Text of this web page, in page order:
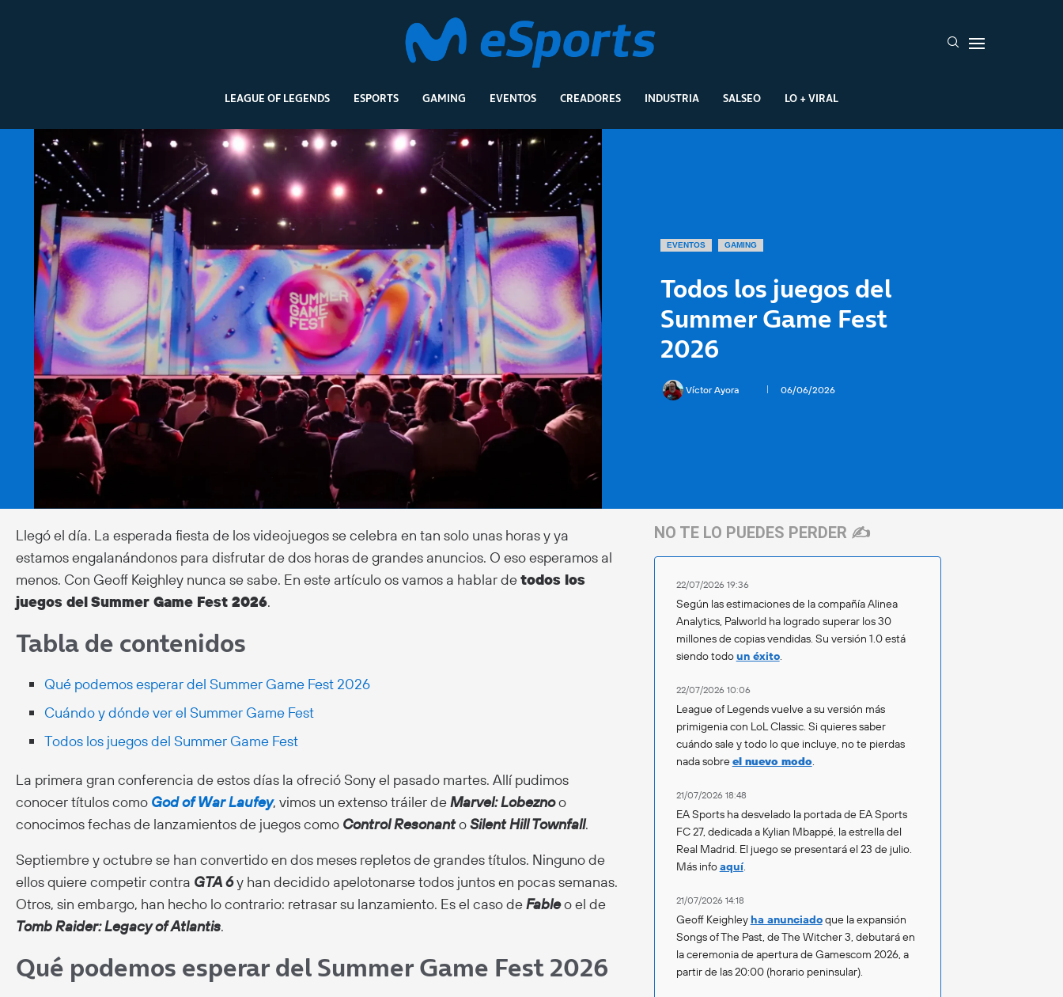
LEAGUE OF LEGENDS ESPORTS GAMING EVENTOS CREADORES INDUSTRIA SALSEO LO + VIRAL
EVENTOS GAMING
Todos los juegos del
Summer Game Fest
2026
Víctor Ayora 06/06/2026
Llegó el día. La esperada fiesta de los videojuegos se celebra en tan solo unas horas y ya
estamos engalanándonos para disfrutar de dos horas de grandes anuncios. O eso esperamos al
menos. Con Geoff Keighley nunca se sabe. En este artículo os vamos a hablar detodos los
juegos delSummer Game Fest 2026.
Tabla de contenidos
Qué podemos esperar del Summer Game Fest 2026
Cuándo y dónde ver el Summer Game Fest
Todos los juegos del Summer Game Fest
La primera gran conferencia de estos días la ofreció Sony el pasado martes. Allí pudimos
conocer títulos como God of War Laufey, vimos un extenso tráiler deMarvel: Lobeznoo
conocimos fechas de lanzamientos de juegos como Control ResonantoSilent Hill Townfall.
Septiembre y octubre se han convertido en dos meses repletos de grandes títulos. Ninguno de
ellos quiere competir contra GTA 6y han decidido apelotonarse todos juntos en pocas semanas.
Otros, sin embargo, han hecho lo contrario: retrasar su lanzamiento. Es el caso deFableo el de
Tomb Raider: Legacy of Atlantis.
Qué podemos esperar del Summer Game Fest 2026
NO TE LO PUEDES PERDER ✍️
22/07/2026 19:36
Según las estimaciones de la compañía Alinea
Analytics, Palworld ha logrado superar los 30
millones de copias vendidas. Su versión 1.0 está
siendo todoun éxito.
22/07/2026 10:06
League of Legends vuelve a su versión más
primigenia con LoL Classic. Si quieres saber
cuándo sale y todo lo que incluye, no te pierdas
nada sobreel nuevo modo.
21/07/2026 18:48
EA Sports ha desvelado la portada de EA Sports
FC 27, dedicada a Kylian Mbappé, la estrella del
Real Madrid. El juego se presentará el 23 de julio.
Más infoaquí.
21/07/2026 14:18
Geoff Keighley ha anunciadoque la expansión
Songs of The Past, de The Witcher 3, debutará en
la ceremonia de apertura de Gamescom 2026, a
partir de las 20:00 (horario peninsular).